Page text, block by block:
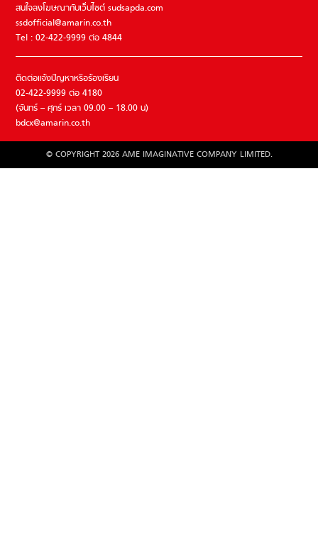
สนใจลงโฆษณากับเว็บไซต์ sudsapda.com
ssdofficial@amarin.co.th
Tel : 02-422-9999 ต่อ 4844
ติดต่อแจ้งปัญหาหรือร้องเรียน
02-422-9999 ต่อ 4180
(จันทร์ – ศุกร์ เวลา 09.00 – 18.00 น)
bdcx@amarin.co.th
© COPYRIGHT 2026 AME IMAGINATIVE COMPANY LIMITED.